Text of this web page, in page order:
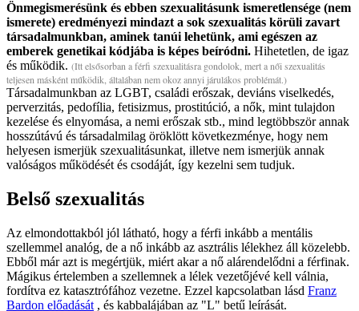
Önmegismerésünk és ebben szexualitásunk ismeretlensége (nem
ismerete) eredményezi mindazt a sok szexualitás körüli zavart
társadalmunkban, aminek tanúi lehetünk, ami egészen az
emberek genetikai kódjába is képes beíródni. Hihetetlen, de igaz
és működik. (Itt elsősorban a férfi szexualitásra gondolok, mert a női szexualitás
teljesen másként működik, általában nem okoz annyi járulákos problémát.)
Társadalmunkban az LGBT, családi erőszak, deviáns viselkedés,
perverzitás, pedofília, fetisizmus, prostitúció, a nők, mint tulajdon
kezelése és elnyomása, a nemi erőszak stb., mind legtöbbször annak
hosszútávú és társadalmilag öröklött következménye, hogy nem
helyesen ismerjük szexualitásunkat, illetve nem ismerjük annak
valóságos működését és csodáját, így kezelni sem tudjuk.
Belső szexualitás
Az elmondottakból jól látható, hogy a férfi inkább a mentális
szellemmel analóg, de a nő inkább az asztrális lélekhez áll közelebb.
Ebből már azt is megértjük, miért akar a nő alárendelődni a férfinak.
Mágikus értelemben a szellemnek a lélek vezetőjévé kell válnia,
fordítva ez katasztrófához vezetne. Ezzel kapcsolatban lásd Franz
Bardon előadását , és kabbalájában az "L" betű leírását.